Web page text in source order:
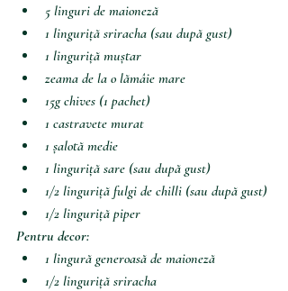
5 linguri de maioneză
1 linguriță sriracha (sau după gust)
1 linguriță muștar
zeama de la o lămâie mare
15g chives (1 pachet)
1 castravete murat
1 șalotă medie
1 linguriță sare (sau după gust)
1/2 linguriță fulgi de chilli (sau după gust)
1/2 linguriță piper
Pentru decor:
1 lingură generoasă de maioneză
1/2 linguriță sriracha